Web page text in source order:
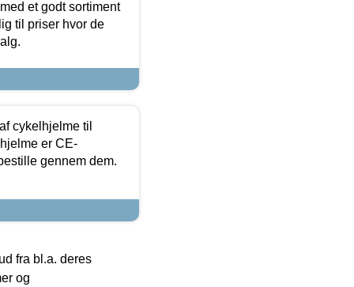
et godt sortiment
til priser hvor de
cykelhjelme til
er CE-
gennem dem.
fra bl.a. deres
og